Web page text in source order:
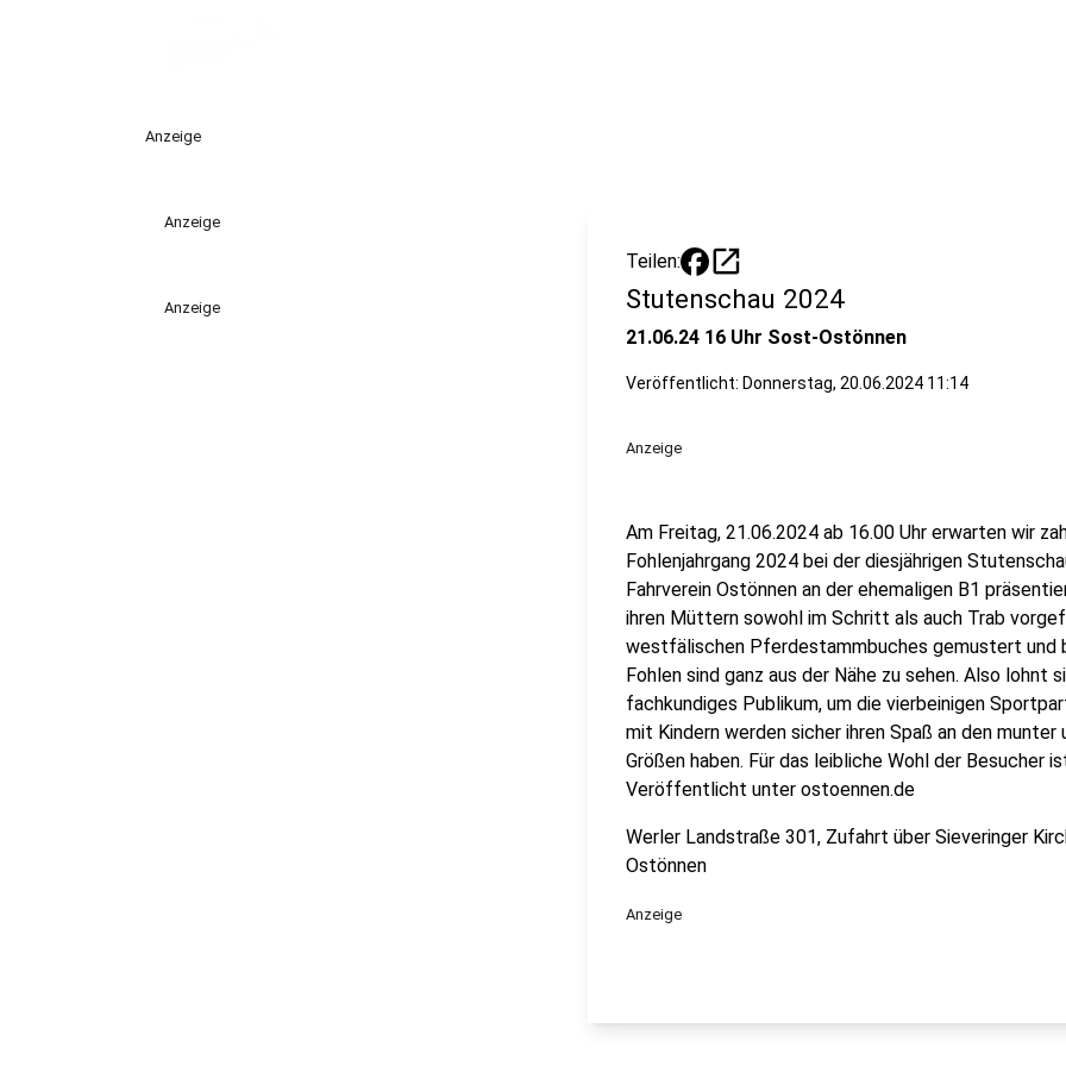
Anzeige
Anzeige
Anzeige
Teilen: open_in_new
Stutenschau 2024
21.06.24 16 Uhr Sost-Ostönnen
Veröffentlicht: Donnerstag, 20.06.2024 11:14
Anzeige
Am Freitag, 21.06.2024 ab 16.00 Uhr erwarten wir
Fohlenjahrgang 2024 bei der diesjährigen
Fahrverein Ostönnen an der ehemaligen B1
ihren Müttern sowohl im Schritt als auch Trab
westfälischen Pferdestammbuches gemustert und
Fohlen sind ganz aus der Nähe zu sehen. Also lohnt
fachkundiges Publikum, um die vierbeinigen
mit Kindern werden sicher ihren Spaß an den
Größen haben. Für das leibliche Wohl der Besucher
Veröffentlicht unter ostoennen.de
Werler Landstraße 301, Zufahrt über Sieveringer
Ostönnen
Anzeige